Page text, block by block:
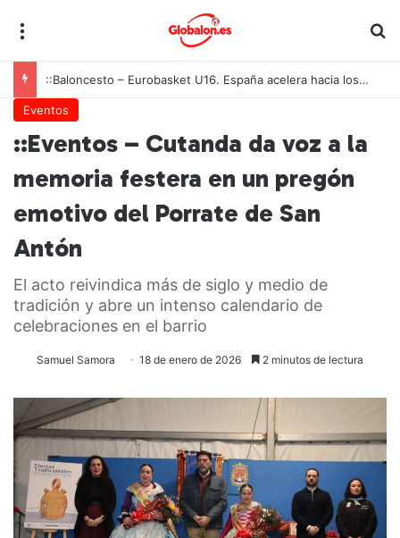
::Baloncesto – Eurobasket U16. España acelera hacia los octavos tras una exhibición colectiva ante Georgia
Eventos
::Eventos – Cutanda da voz a la
memoria festera en un pregón
emotivo del Porrate de San
Antón
El acto reivindica más de siglo y medio de
tradición y abre un intenso calendario de
celebraciones en el barrio
Samuel Samora 18 de enero de 2026 2 minutos de lectura